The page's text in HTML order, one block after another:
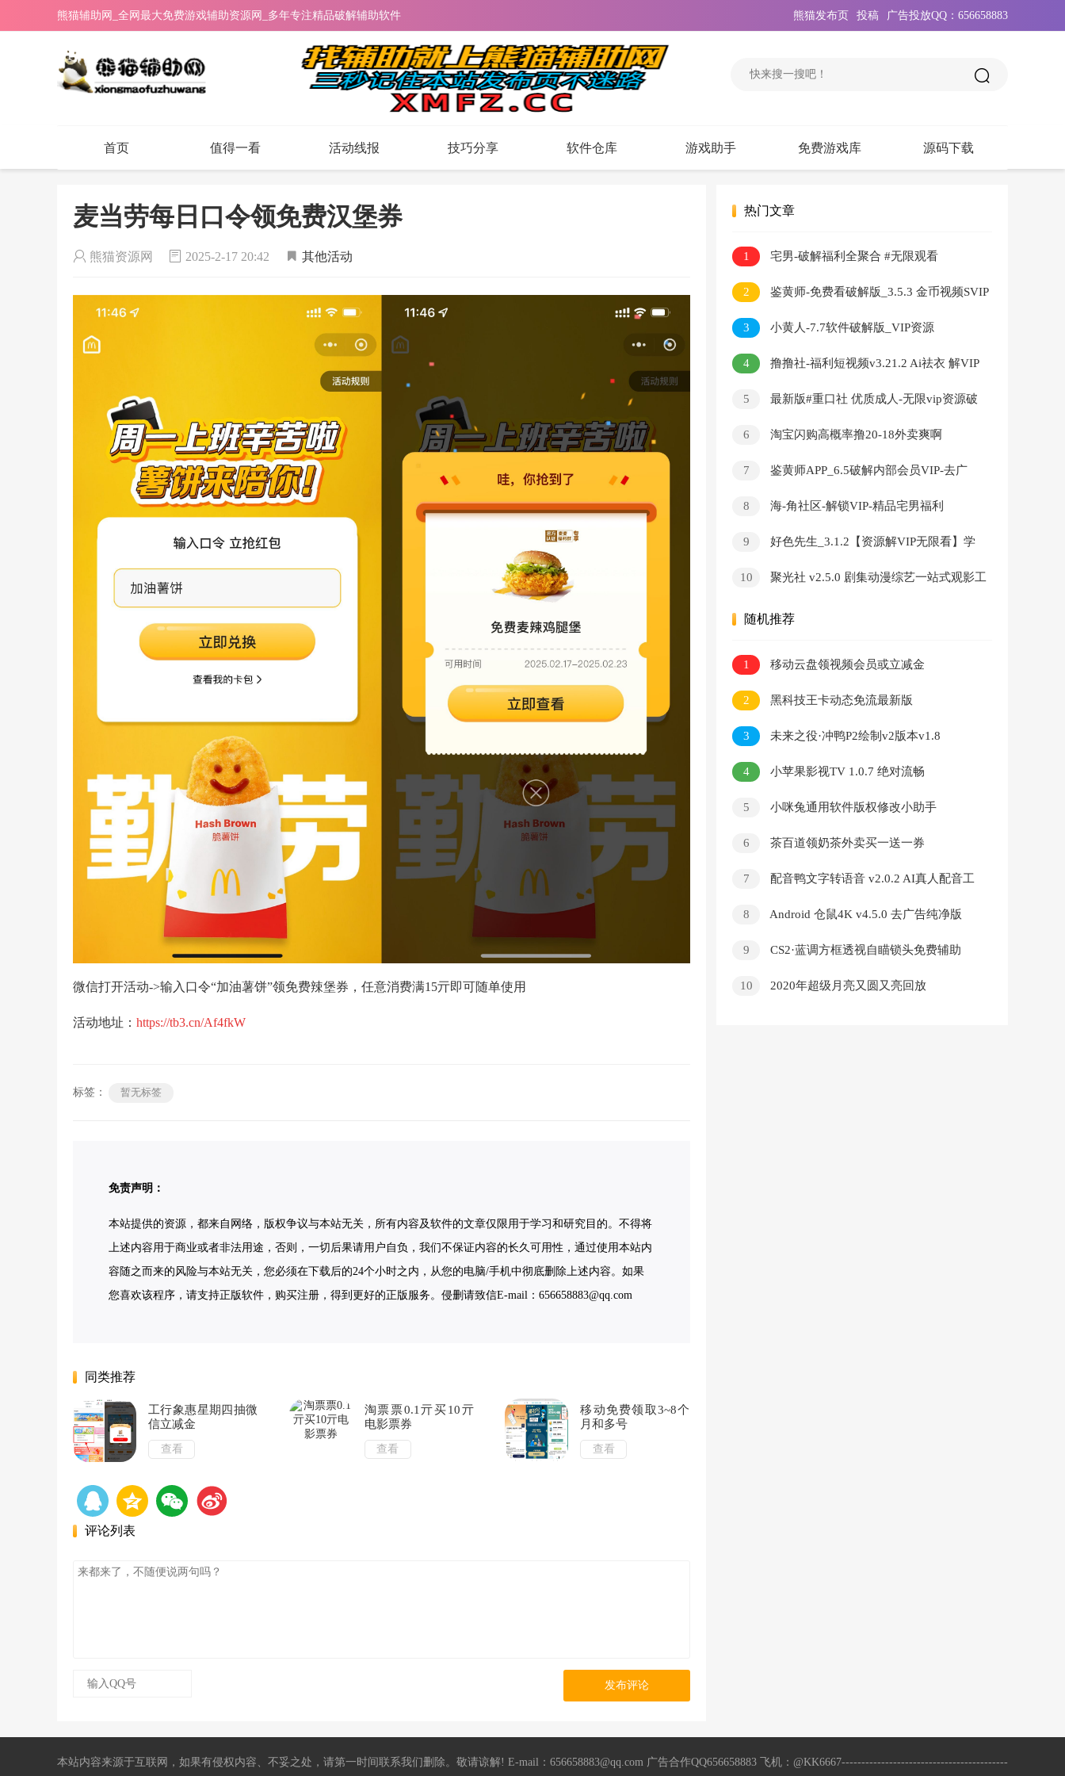
熊猫辅助网_全网最大免费游戏辅助资源网_多年专注精品破解辅助软件 广告投放QQ：656658883
投稿
熊猫发布页
首页 值得一看 活动线报 技巧分享 软件仓库 游戏助手 免费游戏库 源码下载
麦当劳每日口令领免费汉堡券
熊猫资源网 2025-2-17 20:42 其他活动
微信打开活动->输入口令“加油薯饼”领免费辣堡券，任意消费满15亓即可随单使用
活动地址： https://tb3.cn/Af4fkW
标签： 暂无标签
免责声明：
本站提供的资源，都来自网络，版权争议与本站无关，所有内容及软件的文章仅限用于学习和研究目的。不得将
上述内容用于商业或者非法用途，否则，一切后果请用户自负，我们不保证内容的长久可用性，通过使用本站内
容随之而来的风险与本站无关，您必须在下载后的24个小时之内，从您的电脑/手机中彻底删除上述内容。如果
您喜欢该程序，请支持正版软件，购买注册，得到更好的正版服务。侵删请致信E-mail：656658883@qq.com
同类推荐
工行象惠星期四抽微
信立减金
查看
淘票票0.1亓买10亓
电影票券
查看
移动免费领取3~8个
月和多号
查看
评论列表
发布评论
热门文章
1 宅男-破解福利全聚合 #无限观看
2
鉴黄师-免费看破解版_3.5.3 金币视频SVIP
无限看
3
小黄人-7.7软件破解版_VIP资源
4
撸撸社-福利短视频v3.21.2 Ai祛衣 解VIP
5
最新版#重口社 优质成人-无限vip资源破
6
淘宝闪购高概率撸20-18外卖爽啊
7
鉴黄师APP_6.5破解内部会员VIP-去广
8
海-角社区-解锁VIP-精品宅男福利
9
好色先生_3.1.2【资源解VIP无限看】学
10
聚光社 v2.5.0 剧集动漫综艺一站式观影工
随机推荐
1 移动云盘领视频会员或立减金
2 黑科技王卡动态免流最新版
3 未来之役·冲鸭P2绘制v2版本v1.8
4 小苹果影视TV 1.0.7 绝对流畅
5 小咪兔通用软件版权修改小助手
6 茶百道领奶茶外卖买一送一券
7
配音鸭文字转语音 v2.0.2 AI真人配音工
8
Android 仓鼠4K v4.5.0 去广告纯净版
9
CS2·蓝调方框透视自瞄锁头免费辅助
10
2020年超级月亮又圆又亮回放
本站内容来源于互联网，如果有侵权内容、不妥之处，请第一时间联系我们删除。敬请谅解! E-mail：656658883@qq.com 广告合作QQ656658883 飞机：@KK6667------------------------------------------